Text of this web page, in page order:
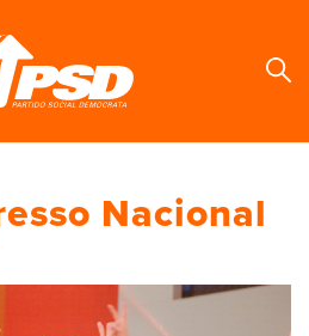
Nacional